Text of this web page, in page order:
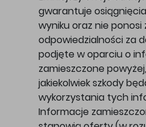
gwarantuje
wyniku oraz nie ponosi
odpowiedzialności za
podjęte w oparciu o
zamieszczone
jakiekolwiek szkody
wykorzystania tych
Informacje